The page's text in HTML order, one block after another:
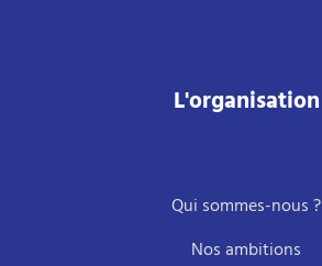
L'organisation
Qui sommes-nous ?
Nos ambitions